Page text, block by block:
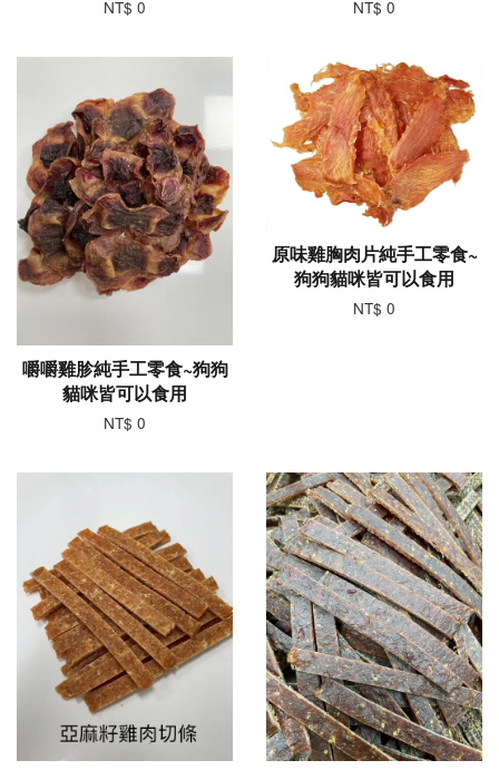
NT$ 0 NT$ 0
嚼嚼雞胗純手工零食~狗狗
貓咪皆可以食用
NT$ 0
原味雞胸肉片純手工零食~
狗狗貓咪皆可以食用
NT$ 0